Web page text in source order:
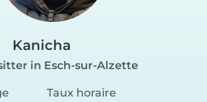
Kanicha
in Esch-sur-Alzette
Taux horaire